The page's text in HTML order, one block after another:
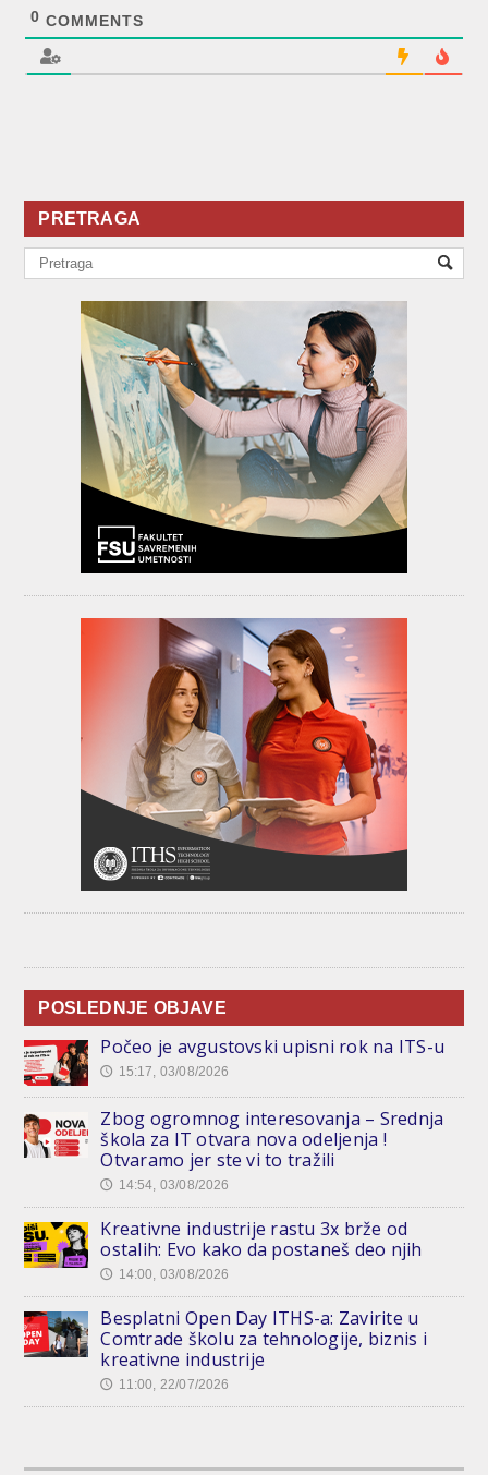
0 COMMENTS
PRETRAGA
POSLEDNJE OBJAVE
Počeo je avgustovski upisni rok na ITS-u
🕔 15:17, 03/08/2026
Zbog ogromnog interesovanja – Srednja
škola za IT otvara nova odeljenja !
Otvaramo jer ste vi to tražili
🕔 14:54, 03/08/2026
Kreativne industrije rastu 3x brže od
ostalih: Evo kako da postaneš deo njih
🕔 14:00, 03/08/2026
Besplatni Open Day ITHS-a: Zavirite u
Comtrade školu za tehnologije, biznis i
kreativne industrije
🕔 11:00, 22/07/2026